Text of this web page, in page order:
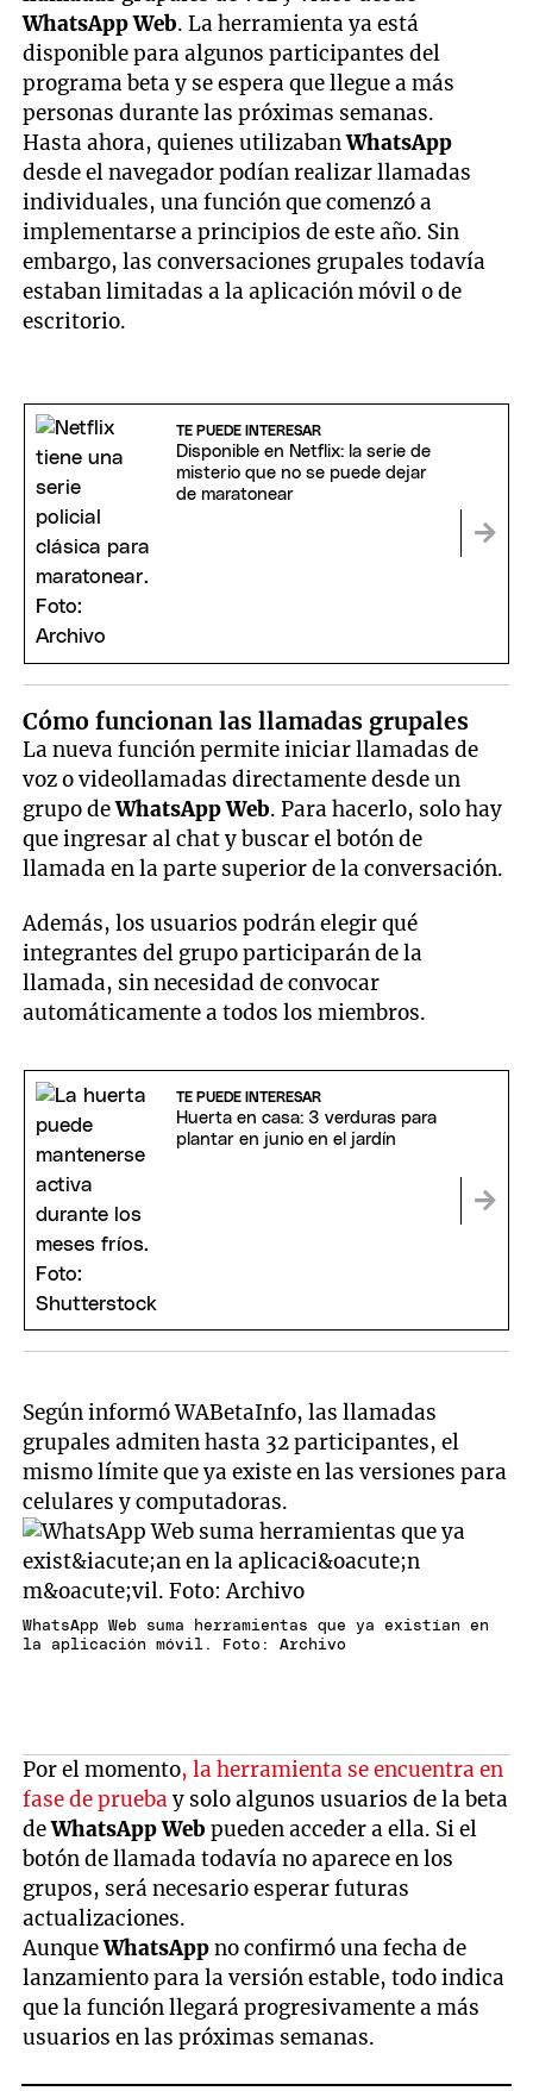
WhatsApp Web. La herramienta ya está
disponible para algunos participantes del
programa beta y se espera que llegue a más
personas durante las próximas semanas.
Hasta ahora, quienes utilizabanWhatsApp
desde el navegador podían realizar llamadas
individuales, una función que comenzó a
implementarse a principios de este año. Sin
embargo, las conversaciones grupales todavía
estaban limitadas a la aplicación móvil o de
escritorio.
TE PUEDE INTERESAR
Disponible en Netflix: la serie de
misterio que no se puede dejar
de maratonear
Cómo funcionan las llamadas grupales
La nueva función permite iniciar llamadas de
voz o videollamadas directamente desde un
grupo deWhatsApp Web. Para hacerlo, solo hay
que ingresar al chat y buscar el botón de
llamada en la parte superior de la conversación.
Además, los usuarios podrán elegir qué
integrantes del grupo participarán de la
llamada, sin necesidad de convocar
automáticamente a todos los miembros.
TE PUEDE INTERESAR
Huerta en casa: 3 verduras para
plantar en junio en el jardín
Según informó WABetaInfo, las llamadas
grupales admiten hasta 32 participantes, el
mismo límite que ya existe en las versiones para
celulares y computadoras.
WhatsApp Web suma herramientas que ya existían en
la aplicación móvil. Foto: Archivo
Por el momento, la herramienta se encuentra en
fase de prueba y solo algunos usuarios de la beta
deWhatsApp Webpueden acceder a ella. Si el
botón de llamada todavía no aparece en los
grupos, será necesario esperar futuras
actualizaciones.
AunqueWhatsAppno confirmó una fecha de
lanzamiento para la versión estable, todo indica
que la función llegará progresivamente a más
usuarios en las próximas semanas.